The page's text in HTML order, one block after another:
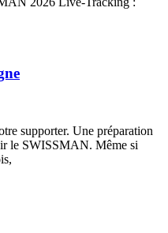
supporter. Une préparation
le SWISSMAN. Même si